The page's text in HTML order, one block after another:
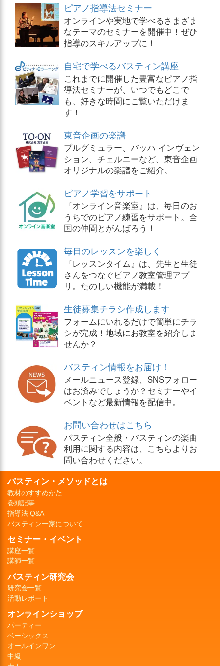
ピアノ指導法セミナー
オンラインや実地で学べるさまざま
なテーマのセミナーを開催中！ぜひ
指導のスキルアップに！
自宅で学べるバスティン講座
これまでに開催した豊富なピアノ指
導法セミナーが、いつでもどこで
も、好きな時間にご覧いただけま
す！
東音企画の楽譜
ブルグミュラー、バッハ インヴェン
ション、チェルニーなど、東音企画
オリジナルの楽譜をご紹介。
ピアノ学習をサポート
『オンライン音楽室』は、毎日のお
うちでのピアノ練習をサポート。全
国の仲間とがんばろう！
毎日のレッスンを楽しく
『レッスンタイム』は、先生と生徒
さんをつなぐピアノ教室管理アプ
リ。たのしい機能が満載！
生徒募集チラシ作成します
フォームにいれるだけで簡単にチラ
シが完成！地域にお教室を紹介しま
せんか？
バスティン情報をお届け！
メールニュース登録、SNSフォロー
はお済みでしょうか？セミナーやイ
ベントなど最新情報を配信中。
お問い合わせはこちら
バスティン全般・バスティンの楽曲
利用に関する内容は、こちらよりお
問い合わせください。
バスティン・メソッドとは
教材のすすめかた
巻頭記事
指導法 Q&A
バスティン一家について
セミナー・イベント
講座一覧
講師一覧
バスティン研究会
研究会一覧
活動レポート
オンラインショップ
パーティー
ベーシックス
オールインワン
中級